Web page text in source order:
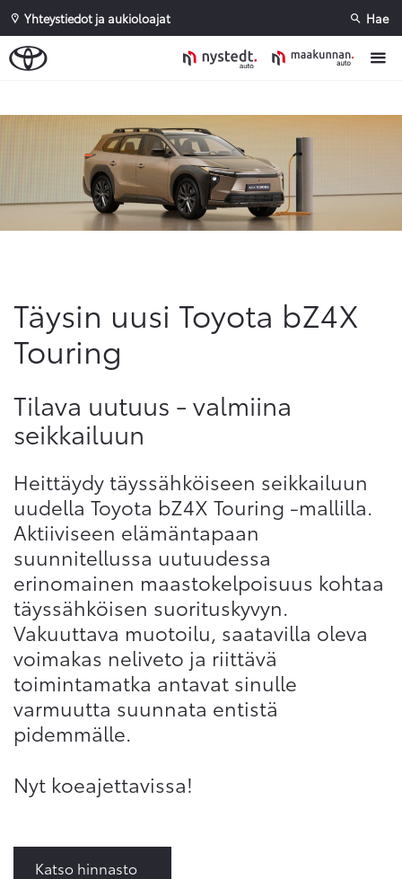
Yhteystiedot ja aukioloajat Hae
Täysin uusi Toyota bZ4X
Touring
Tilava uutuus - valmiina
seikkailuun
Heittäydy täyssähköiseen seikkailuun
uudella Toyota bZ4X Touring -mallilla.
Aktiiviseen elämäntapaan
suunnitellussa uutuudessa
erinomainen maastokelpoisuus kohtaa
täyssähköisen suorituskyvyn.
Vakuuttava muotoilu, saatavilla oleva
voimakas neliveto ja riittävä
toimintamatka antavat sinulle
varmuutta suunnata entistä
pidemmälle.
Nyt koeajettavissa!
Katso hinnasto